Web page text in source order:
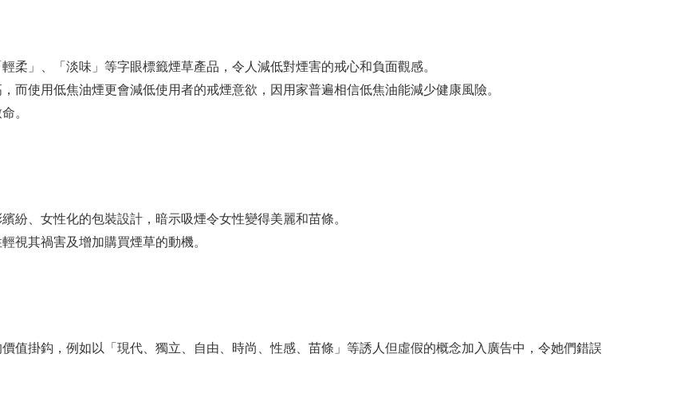
柔」、「淡味」等字眼標籤煙草產品，令人減低對煙害的戒心和負面觀感。
而使用低焦油煙更會減低使用者的戒煙意欲，因用家普遍相信低焦油能減少健康風險。
。
紛、女性化的包裝設計，暗示吸煙令女性變得美麗和苗條。
視其禍害及增加購買煙草的動機。
值掛鈎，例如以「現代、獨立、自由、時尚、性感、苗條」等誘人但虛假的概念加入廣告中，令她們錯誤